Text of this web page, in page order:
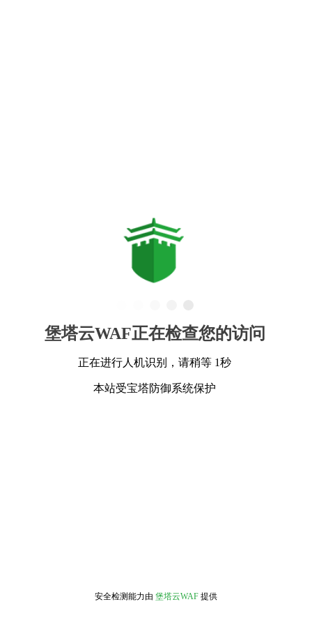
堡塔云WAF正在检查您的访问
正在进行人机识别，请稍等 1秒
本站受宝塔防御系统保护
安全检测能力由 堡塔云WAF 提供